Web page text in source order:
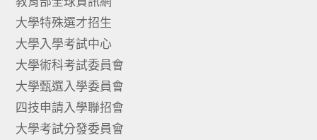
大學特殊選才招生
大學入學考試中心
大學術科考試委員會
大學甄選入學委員會
四技申請入學聯招會
大學考試分發委員會